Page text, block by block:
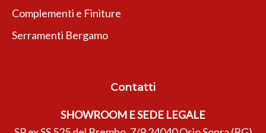
Complementi e Finiture
Serramenti Bergamo
Contatti
SHOWROOM E SEDE LEGALE